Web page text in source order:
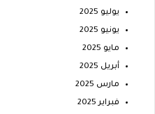
يوليو 2025
يونيو 2025
مايو 2025
أبريل 2025
مارس 2025
فبراير 2025